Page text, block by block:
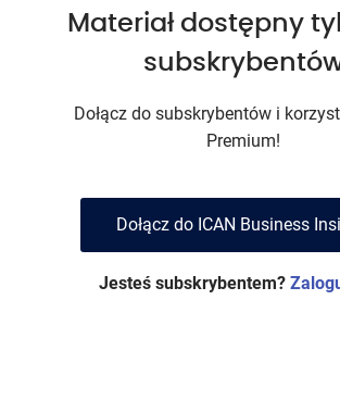
Materiał dostępny
Dołącz do subskrybentów i
Premium!
Dołącz do ICAN Business
Jesteś subskrybentem?